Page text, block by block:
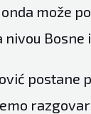
onda može
Bosne
postane